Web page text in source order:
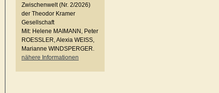
Zwischenwelt (Nr. 2/2026)
der Theodor Kramer
Gesellschaft
Mit: Helene MAIMANN, Peter
ROESSLER, Alexia WEISS,
Marianne WINDSPERGER.
nähere Informationen